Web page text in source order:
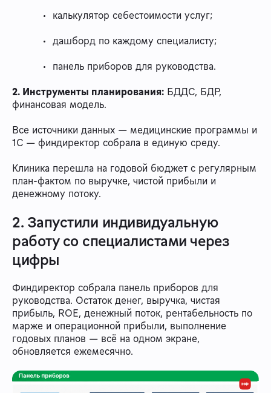
калькулятор себестоимости услуг;
дашборд по каждому специалисту;
панель приборов для руководства.
2. Инструменты планирования: БДДС, БДР,
финансовая модель.
Все источники данных — медицинские программы и
1С — финдиректор собрала в единую среду.
Клиника перешла на годовой бюджет с регулярным
план-фактом по выручке, чистой прибыли и
денежному потоку.
2. Запустили индивидуальную
работу со специалистами через
цифры
Финдиректор собрала панель приборов для
руководства. Остаток денег, выручка, чистая
прибыль, ROE, денежный поток, рентабельность по
марже и операционной прибыли, выполнение
годовых планов — всё на одном экране,
обновляется ежемесячно.